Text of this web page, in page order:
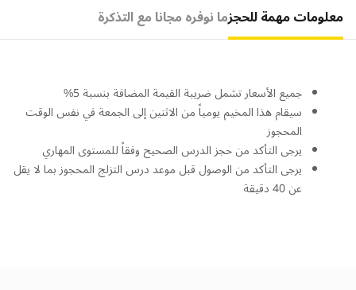
معلومات مهمة للحجزما نوفره مجانا مع التذكرة
جميع الأسعار تشمل ضريبة القيمة المضافة بنسبة 5%
سيقام هذا المخيم يومياً من الاثنين إلى الجمعة في نفس الوقت
المحجوز
يرجى التأكد من حجز الدرس الصحيح وفقاً للمستوى المهاري
يرجى التأكد من الوصول قبل موعد درس التزلج المحجوز بما لا يقل
عن 40 دقيقة